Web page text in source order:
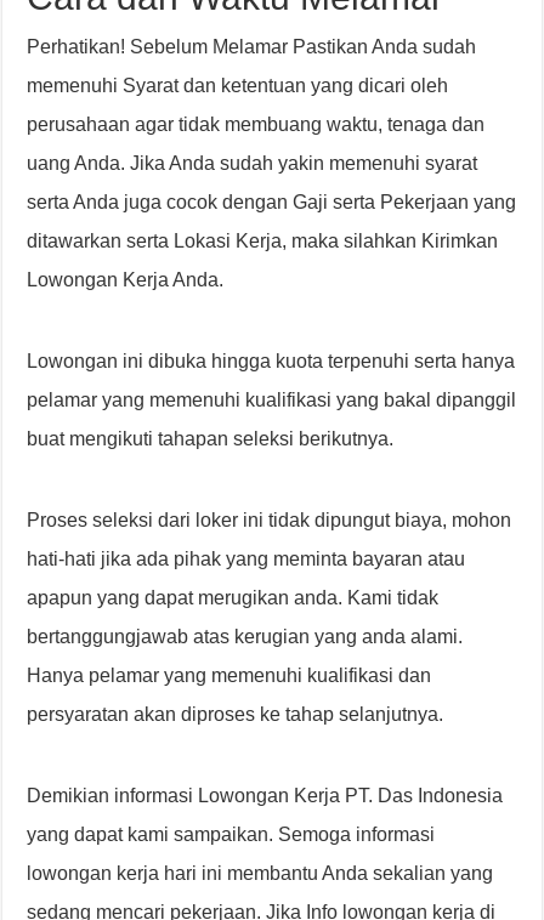
Perhatikan! Sebelum Melamar Pastikan Anda sudah
memenuhi Syarat dan ketentuan yang dicari oleh
perusahaan agar tidak membuang waktu, tenaga dan
uang Anda. Jika Anda sudah yakin memenuhi syarat
serta Anda juga cocok dengan Gaji serta Pekerjaan yang
ditawarkan serta Lokasi Kerja, maka silahkan Kirimkan
Lowongan Kerja Anda.
Lowongan ini dibuka hingga kuota terpenuhi serta hanya
pelamar yang memenuhi kualifikasi yang bakal dipanggil
buat mengikuti tahapan seleksi berikutnya.
Proses seleksi dari loker ini tidak dipungut biaya, mohon
hati-hati jika ada pihak yang meminta bayaran atau
apapun yang dapat merugikan anda. Kami tidak
bertanggungjawab atas kerugian yang anda alami.
Hanya pelamar yang memenuhi kualifikasi dan
persyaratan akan diproses ke tahap selanjutnya.
Demikian informasi Lowongan Kerja PT. Das Indonesia
yang dapat kami sampaikan. Semoga informasi
lowongan kerja hari ini membantu Anda sekalian yang
sedang mencari pekerjaan. Jika Info lowongan kerja di